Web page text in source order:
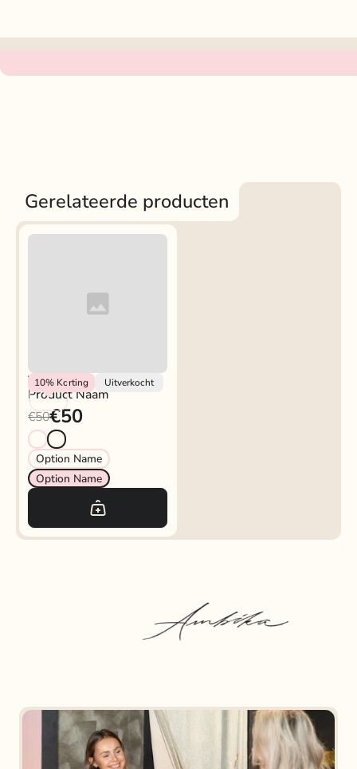
Gerelateerde producten
10% Korting Uitverkocht
Vendor
Product Naam
€50€50
Option Name
Option Name